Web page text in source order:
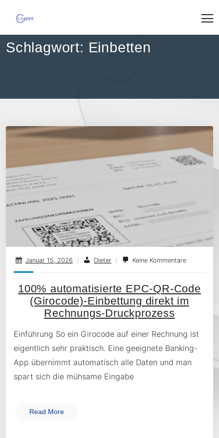
content
Schlagwort: Einbetten
Januar 15, 2026 / Dieter / Keine Kommentare
100% automatisierte EPC-QR-Code
(Girocode)-Einbettung direkt im
Rechnungs-Druckprozess
Einführung So ein Girocode auf einer Rechnung ist
eigentlich sehr praktisch. Eine geeignete Banking-
App übernimmt automatisch alle Daten und man
spart sich die mühsame Eingabe
Read More